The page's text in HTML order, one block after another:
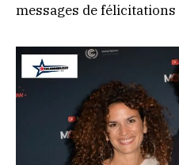
messages de